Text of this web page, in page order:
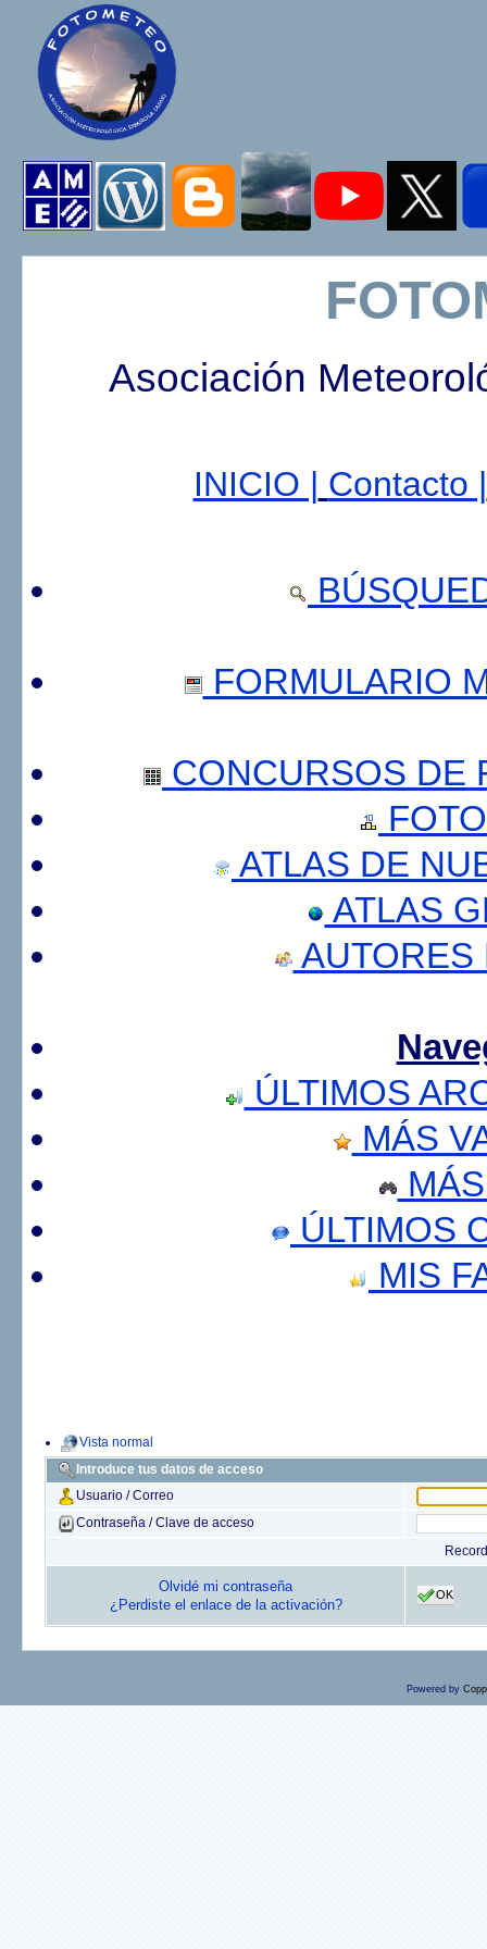
Asociación
INICIO | Contacto |
FORMULARIO
CONCURSOS DE
ATLAS DE
ATLAS
AUTORES
ÚLTIMOS
MÁS
ÚLTIMOS
MIS
Vista normal
Introduce tus datos de acceso
Usuario / Correo
Contraseña / Clave de acceso
Olvidé mi contraseña
¿Perdiste el enlace de la activación?
OK
Powered by